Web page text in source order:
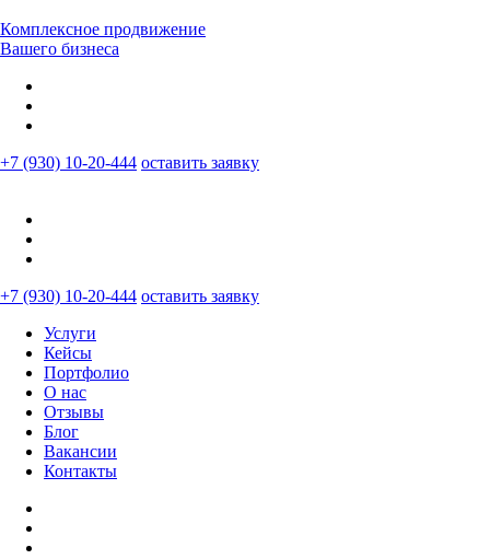
Комплексное продвижение
Вашего бизнеса
+7 (930) 10-20-444 оставить заявку
+7 (930) 10-20-444 оставить заявку
Услуги
Кейсы
Портфолио
О нас
Отзывы
Блог
Вакансии
Контакты